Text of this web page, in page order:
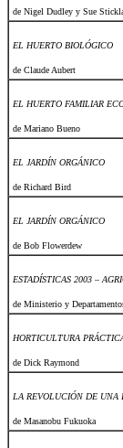
de Nigel Dudley y Sue
EL HUERTO BIOLÓGICO
de Claude Aubert
EL HUERTO FAMILIAR
de Mariano Bueno
EL JARDÍN ORGÁNICO
de Richard Bird
EL JARDÍN ORGÁNICO
de Bob Flowerdew
ESTADÍSTICAS 2003 –
de Ministerio y
HORTICULTURA
de Dick Raymond
LA REVOLUCIÓN DE UNA
de Masanobu Fukuoka